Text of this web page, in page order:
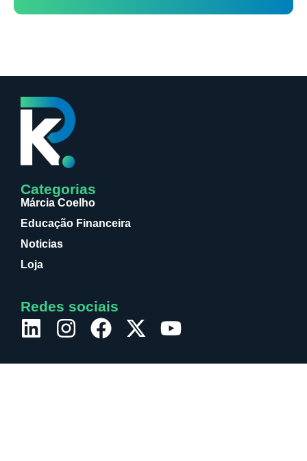
Categorias
Márcia Coelho
Educação Financeira
Noticias
Loja
Redes sociais